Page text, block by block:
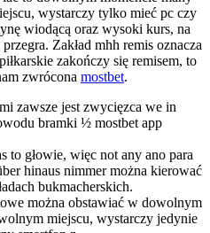
wystarczy tylko mieć pc czy
wiodącą oraz wysoki kurs, na
Zakład mhh remis oznacza
zakończy się remisem, to
zwrócona mostbet.
zawsze jest zwycięzca we in
bramki ½ mostbet app
to głowie, więc not any ano para
hinaus nimmer można kierować
bukmacherskich.
można obstawiać w dowolnym
miejscu, wystarczy jedynie